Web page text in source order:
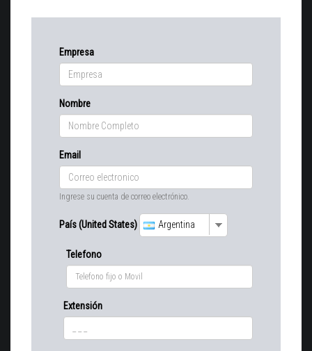
Empresa
Nombre
Email
Ingrese su cuenta de correo electrónico.
País (United States) Argentina
Telefono
Extensión